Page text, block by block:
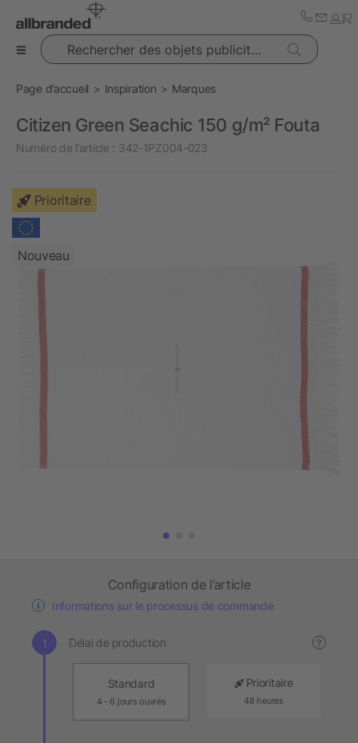
Rechercher des objets publicitaires
Page d’accueil Inspiration Marques
Citizen Green Seachic 150 g/m² Fouta
Numéro de l’article : 342-1PZ004-023
Prioritaire
Nouveau
Configuration de l’article
Informations sur le processus de commande
Délai de production ?
Standard
4 - 6 jours ouvrés
Prioritaire
48 heures